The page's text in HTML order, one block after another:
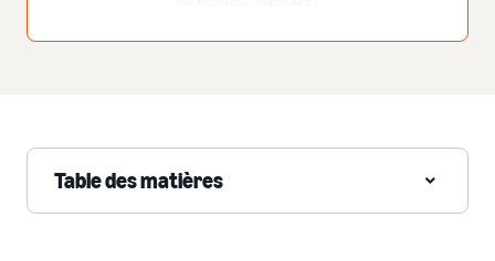
Table des matières